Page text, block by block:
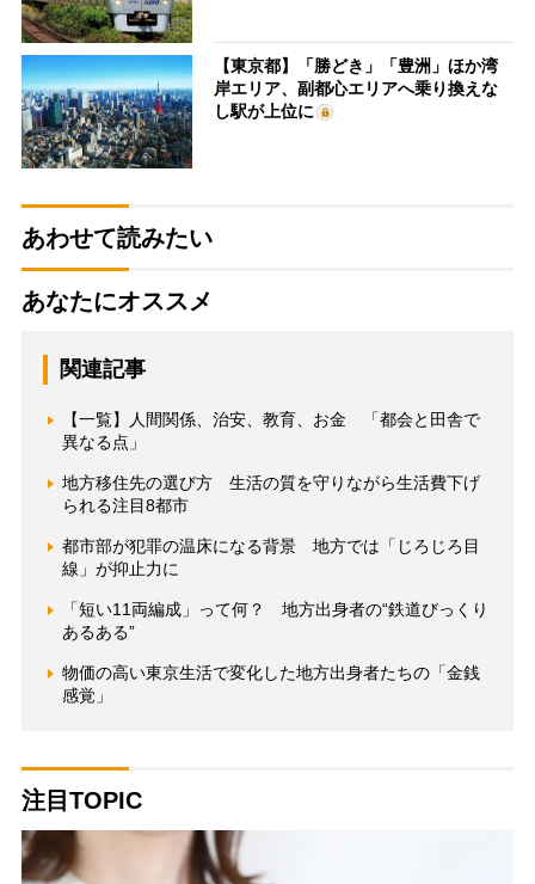
【東京都】「勝どき」「豊洲」ほか湾
岸エリア、副都心エリアへ乗り換えな
し駅が上位に
あわせて読みたい
あなたにオススメ
関連記事
【一覧】人間関係、治安、教育、お金 「都会と田舎で
異なる点」
地方移住先の選び方 生活の質を守りながら生活費下げ
られる注目8都市
都市部が犯罪の温床になる背景 地方では「じろじろ目
線」が抑止力に
「短い11両編成」って何？ 地方出身者の“鉄道びっくり
あるある”
物価の高い東京生活で変化した地方出身者たちの「金銭
感覚」
注目TOPIC